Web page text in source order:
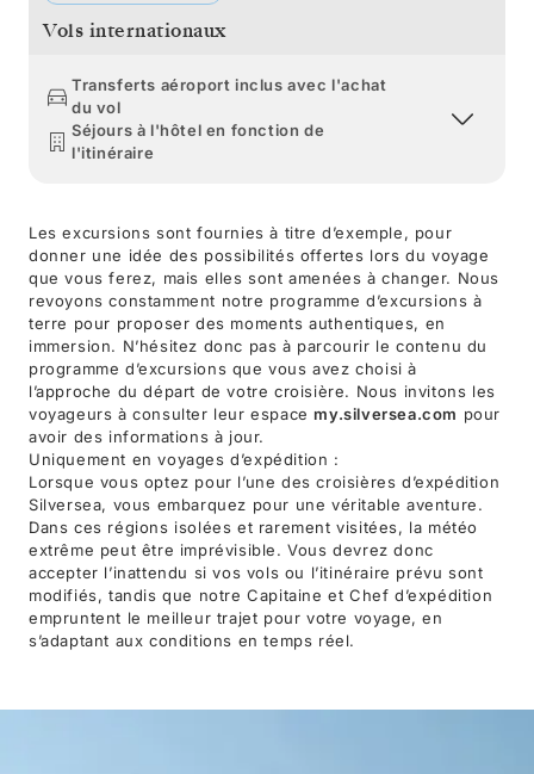
Vols internationaux
Transferts aéroport inclus avec l'achat
du vol
Séjours à l'hôtel en fonction de
l'itinéraire
Les excursions sont fournies à titre d’exemple, pour
donner une idée des possibilités offertes lors du voyage
que vous ferez, mais elles sont amenées à changer. Nous
revoyons constamment notre programme d’excursions à
terre pour proposer des moments authentiques, en
immersion. N’hésitez donc pas à parcourir le contenu du
programme d’excursions que vous avez choisi à
l’approche du départ de votre croisière. Nous invitons les
voyageurs à consulter leur espacemy.silversea.com pour
avoir des informations à jour.
Uniquement en voyages d’expédition :
Lorsque vous optez pour l’une des croisières d’expédition
Silversea, vous embarquez pour une véritable aventure.
Dans ces régions isolées et rarement visitées, la météo
extrême peut être imprévisible. Vous devrez donc
accepter l’inattendu si vos vols ou l’itinéraire prévu sont
modifiés, tandis que notre Capitaine et Chef d’expédition
empruntent le meilleur trajet pour votre voyage, en
s’adaptant aux conditions en temps réel.